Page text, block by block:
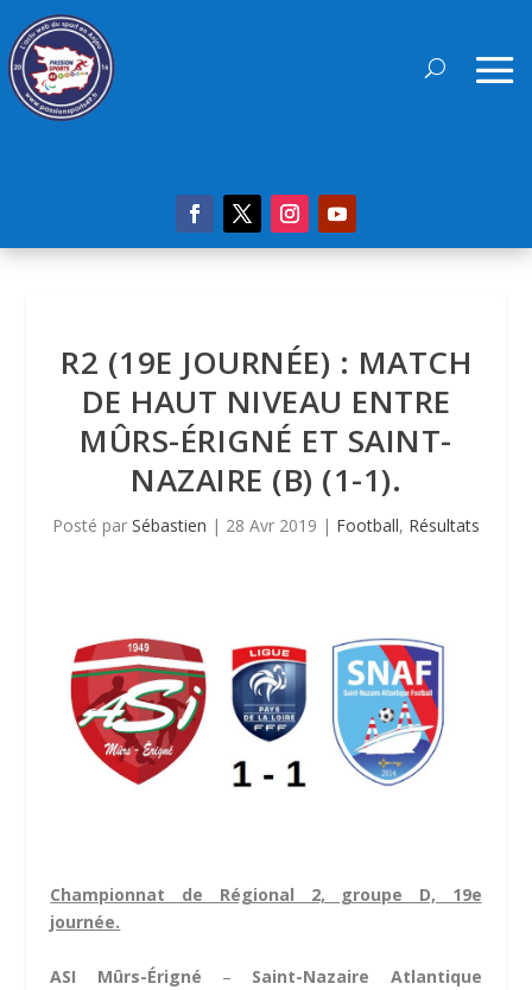
R2 (19E JOURNÉE) : MATCH
DE HAUT NIVEAU ENTRE
MÛRS-ÉRIGNÉ ET SAINT-
NAZAIRE (B) (1-1).
Posté par Sébastien | 28 Avr 2019 | Football, Résultats
Championnat de Régional 2, groupe D, 19e
journée.
ASI Mûrs-Érigné – Saint-Nazaire Atlantique